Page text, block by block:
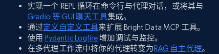
实现一个 REPL 循环在命令行与代理对话，或将其与
Gradio 等 GUI 聊天工具集成。
通过定义自定义工具来扩展 Bright Data MCP 工具。
使用 Pydantic Logfire增加调试与监控。
在多代理工作流中将你的代理转变为 RAG 自主代理。